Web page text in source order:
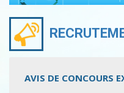
AVIS DE CONCOURS